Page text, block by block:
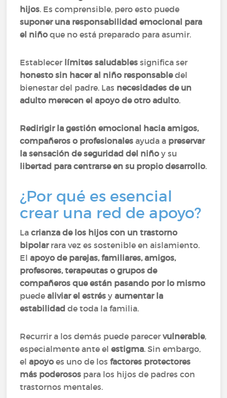
hijos. Es comprensible, pero esto puede
suponer una responsabilidad emocional para
el niñoque no está preparado para asumir.
Establecer límites saludables significa ser
honesto sin hacer al niño responsabledel
bienestar del padre. Las necesidades de un
adulto merecen el apoyo de otro adulto.
Redirigir la gestión emocional hacia amigos,
compañeros o profesionalesayuda a preservar
la sensación de seguridad del niño y su
libertad para centrarse en su propio desarrollo.
¿Por qué es esencial
crear una red de apoyo?
La crianza de los hijos con un trastorno
bipolarrara vez es sostenible en aislamiento.
Elapoyo de parejas, familiares, amigos,
profesores, terapeutas o grupos de
compañeros que están pasando por lo mismo
puedealiviar el estrés yaumentar la
estabilidad de toda la familia.
Recurrir a los demás puede parecervulnerable,
especialmente ante elestigma. Sin embargo,
elapoyo es uno de losfactores protectores
más poderosos para los hijos de padres con
trastornos mentales.